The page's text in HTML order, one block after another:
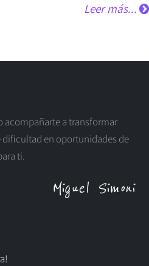
Leer más...
acompañarte a transformar
en oportunidades de
ti.
Miguel Simoni